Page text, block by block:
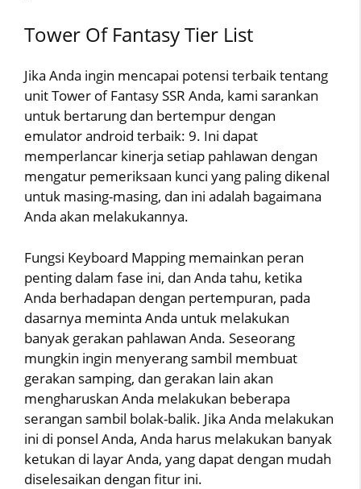
Tower Of Fantasy Tier List
Jika Anda ingin mencapai potensi terbaik tentang
unit Tower of Fantasy SSR Anda, kami sarankan
untuk bertarung dan bertempur dengan
emulator android terbaik: 9. Ini dapat
memperlancar kinerja setiap pahlawan dengan
mengatur pemeriksaan kunci yang paling dikenal
untuk masing-masing, dan ini adalah bagaimana
Anda akan melakukannya.
Fungsi Keyboard Mapping memainkan peran
penting dalam fase ini, dan Anda tahu, ketika
Anda berhadapan dengan pertempuran, pada
dasarnya meminta Anda untuk melakukan
banyak gerakan pahlawan Anda. Seseorang
mungkin ingin menyerang sambil membuat
gerakan samping, dan gerakan lain akan
mengharuskan Anda melakukan beberapa
serangan sambil bolak-balik. Jika Anda melakukan
ini di ponsel Anda, Anda harus melakukan banyak
ketukan di layar Anda, yang dapat dengan mudah
diselesaikan dengan fitur ini.